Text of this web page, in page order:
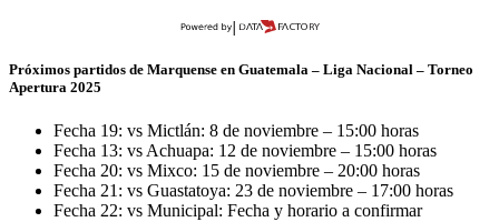
Próximos partidos de Marquense en Guatemala – Liga Nacional – Torneo
Apertura 2025
Fecha 19: vs Mictlán: 8 de noviembre – 15:00 horas
Fecha 13: vs Achuapa: 12 de noviembre – 15:00 horas
Fecha 20: vs Mixco: 15 de noviembre – 20:00 horas
Fecha 21: vs Guastatoya: 23 de noviembre – 17:00 horas
Fecha 22: vs Municipal: Fecha y horario a confirmar